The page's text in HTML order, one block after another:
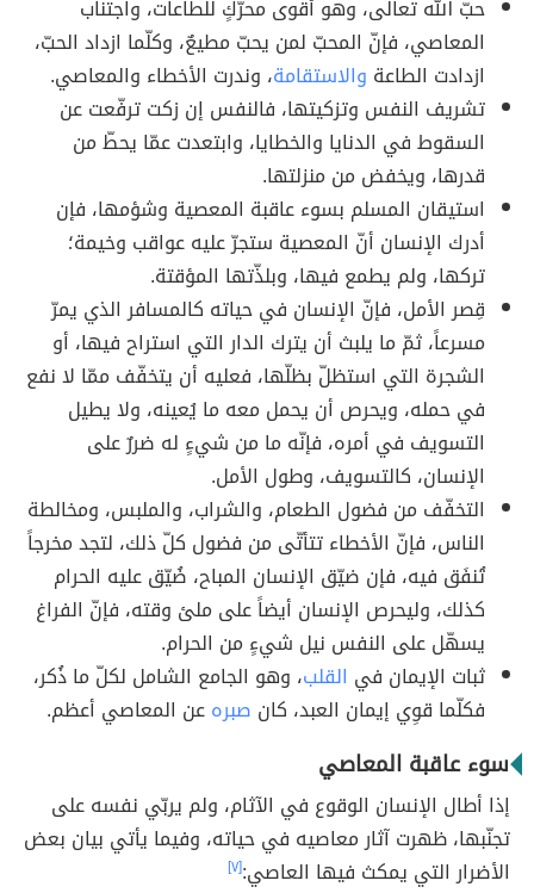
حبّ الله تعالى، وهو أقوى محرّكٍ للطاعات، واجتناب
المعاصي، فإنّ المحبّ لمن يحبّ مطيعٌ، وكلّما ازداد الحبّ،
ازدادت الطاعة والاستقامة، وندرت الأخطاء والمعاصي.
تشريف النفس وتزكيتها، فالنفس إن زكت ترفّعت عن
السقوط في الدنايا والخطايا، وابتعدت عمّا يحطّ من
قدرها، ويخفض من منزلتها.
استيقان المسلم بسوء عاقبة المعصية وشؤمها، فإن
أدرك الإنسان أنّ المعصية ستجرّ عليه عواقب وخيمة؛
تركها، ولم يطمع فيها، وبلذّتها المؤقتة.
قِصر الأمل، فإنّ الإنسان في حياته كالمسافر الذي يمرّ
مسرعاً، ثمّ ما يلبث أن يترك الدار التي استراح فيها، أو
الشجرة التي استظلّ بظلّها، فعليه أن يتخفّف ممّا لا نفع
في حمله، ويحرص أن يحمل معه ما يُعينه، ولا يطيل
التسويف في أمره، فإنّه ما من شيءٍ له ضررٌ على
الإنسان، كالتسويف، وطول الأمل.
التخفّف من فضول الطعام، والشراب، والملبس، ومخالطة
الناس، فإنّ الأخطاء تتأتّى من فضول كلّ ذلك، لتجد مخرجاً
تُنفَق فيه، فإن ضيّق الإنسان المباح، ضُيّق عليه الحرام
كذلك، وليحرص الإنسان أيضاً على ملئ وقته، فإنّ الفراغ
يسهّل على النفس نيل شيءٍ من الحرام.
ثبات الإيمان في القلب، وهو الجامع الشامل لكلّ ما ذُكر،
فكلّما قوِي إيمان العبد، كان صبرهعن المعاصي أعظم.
سوء عاقبة المعاصي
إذا أطال الإنسان الوقوع في الآثام، ولم يربّي نفسه على
تجنّبها، ظهرت آثار معاصيه في حياته، وفيما يأتي بيان بعض
الأضرار التي يمكث فيها العاصي:[٧]